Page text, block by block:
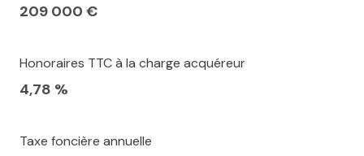
209 000 €
Honoraires TTC à la charge acquéreur
4,78 %
Taxe foncière annuelle